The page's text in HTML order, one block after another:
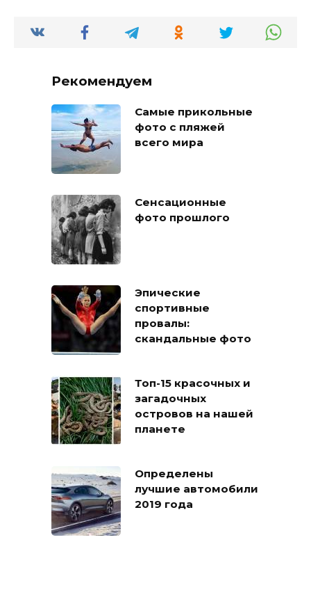
Рекомендуем
Самые прикольные
фото с пляжей
всего мира
Сенсационные
фото прошлого
Эпические
спортивные
провалы:
скандальные фото
Топ-15 красочных и
загадочных
островов на нашей
планете
Определены
лучшие автомобили
2019 года